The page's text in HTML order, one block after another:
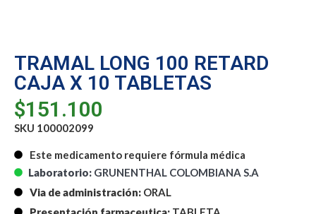
TRAMAL LONG 100 RETARD
CAJA X 10 TABLETAS
$151.100
SKU 100002099
Este medicamento requiere fórmula médica
Laboratorio: GRUNENTHAL COLOMBIANA S.A
Via de administración: ORAL